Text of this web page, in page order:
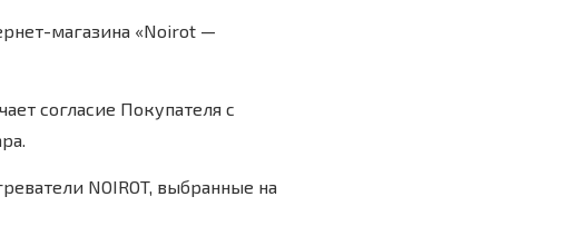
магазина «Noirot —
согласие Покупателя с
NOIROT, выбранные на